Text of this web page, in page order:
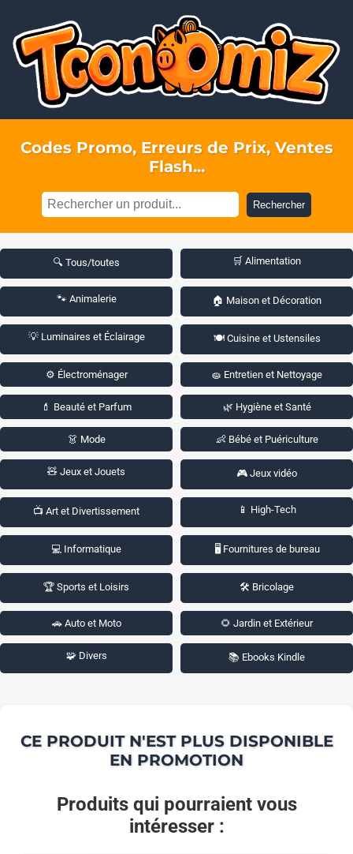
Codes Promo, Erreurs de Prix, Ventes
Flash...
Rechercher
🔍 Tous/toutes 🛒 Alimentation
🐾 Animalerie 🏠 Maison et Décoration
💡 Luminaires et Éclairage 🍽️ Cuisine et Ustensiles
⚙️ Électroménager 🧽 Entretien et Nettoyage
💄 Beauté et Parfum 🌿 Hygiène et Santé
👗 Mode 👶 Bébé et Puériculture
🧸 Jeux et Jouets 🎮 Jeux vidéo
📺 Art et Divertissement 📱 High-Tech
💻 Informatique 🖥️ Fournitures de bureau
🏆 Sports et Loisirs 🛠️ Bricolage
🚗 Auto et Moto 🌻 Jardin et Extérieur
🧩 Divers 📚 Ebooks Kindle
CE PRODUIT N'EST PLUS DISPONIBLE
EN PROMOTION
Produits qui pourraient vous
intéresser :